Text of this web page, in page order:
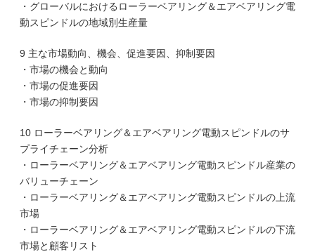
・グローバルにおけるローラーベアリング＆エアベアリング電
動スピンドルの地域別生産量
9 主な市場動向、機会、促進要因、抑制要因
・市場の機会と動向
・市場の促進要因
・市場の抑制要因
10 ローラーベアリング＆エアベアリング電動スピンドルのサ
プライチェーン分析
・ローラーベアリング＆エアベアリング電動スピンドル産業の
バリューチェーン
・ローラーベアリング＆エアベアリング電動スピンドルの上流
市場
・ローラーベアリング＆エアベアリング電動スピンドルの下流
市場と顧客リスト